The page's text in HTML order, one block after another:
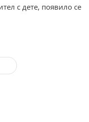
с дете, появило се